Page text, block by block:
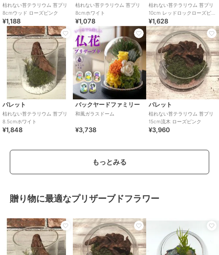
枯れない苔テラリウム 苔プリ
8cmウッド ローズピンク
¥1,188
枯れない苔テラリウム 苔プリ
8cmホワイト
¥1,078
枯れない苔テラリウム 苔プリ
10cm レッドロックローズピン
ク
¥1,628
パレット
枯れない苔テラリウム 苔プリ
8.5cmホワイト
¥1,848
バックヤードファミリー
和風ガラスドーム
¥3,738
パレット
枯れない苔テラリウム 苔プリ
15cm流木 ローズピンク
¥3,960
もっとみる
贈り物に最適なプリザーブドフラワー